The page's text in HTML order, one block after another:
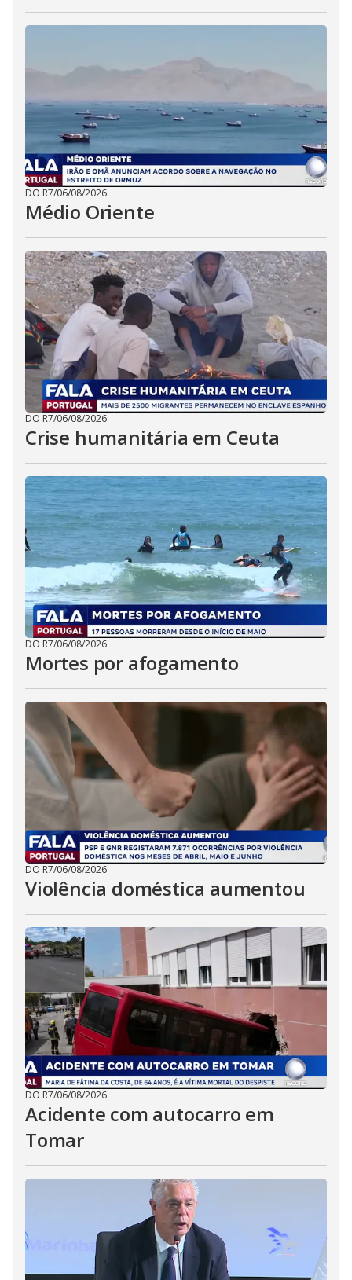
DO R7/06/08/2026
Médio Oriente
DO R7/06/08/2026
Crise humanitária em Ceuta
DO R7/06/08/2026
Mortes por afogamento
DO R7/06/08/2026
Violência doméstica aumentou
DO R7/06/08/2026
Acidente com autocarro em
Tomar